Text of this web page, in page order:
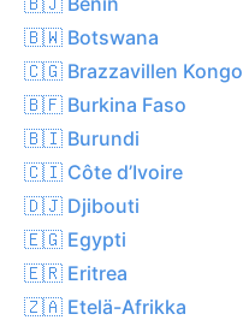
🇧🇼 Botswana
🇨🇬 Brazzavillen Kongo
🇧🇫 Burkina Faso
🇧🇮 Burundi
🇨🇮 Côte d’Ivoire
🇩🇯 Djibouti
🇪🇬 Egypti
🇪🇷 Eritrea
🇿🇦 Etelä-Afrikka